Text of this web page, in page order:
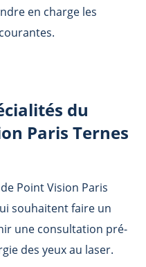
en charge les
du
Paris Ternes
Point Vision Paris
souhaitent faire un
une consultation pré-
des yeux au laser.